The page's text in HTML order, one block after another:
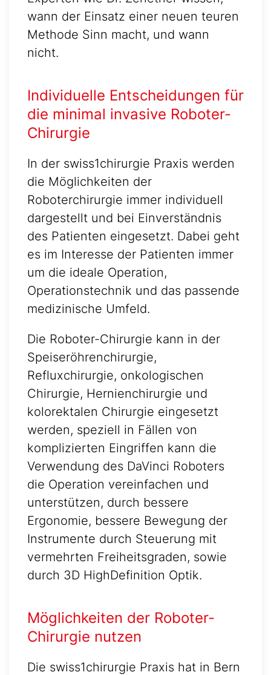
wann der Einsatz einer neuen teuren
Methode Sinn macht, und wann
nicht.
Individuelle Entscheidungen für
die minimal invasive Roboter-
Chirurgie
In der swiss1chirurgie Praxis werden
die Möglichkeiten der
Roboterchirurgie immer individuell
dargestellt und bei Einverständnis
des Patienten eingesetzt. Dabei geht
es im Interesse der Patienten immer
um die ideale Operation,
Operationstechnik und das passende
medizinische Umfeld.
Die Roboter-Chirurgie kann in der
Speiseröhrenchirurgie,
Refluxchirurgie, onkologischen
Chirurgie, Hernienchirurgie und
kolorektalen Chirurgie eingesetzt
werden, speziell in Fällen von
komplizierten Eingriffen kann die
Verwendung des DaVinci Roboters
die Operation vereinfachen und
unterstützen, durch bessere
Ergonomie, bessere Bewegung der
Instrumente durch Steuerung mit
vermehrten Freiheitsgraden, sowie
durch 3D HighDefinition Optik.
Möglichkeiten der Roboter-
Chirurgie nutzen
Die swiss1chirurgie Praxis hat in Bern